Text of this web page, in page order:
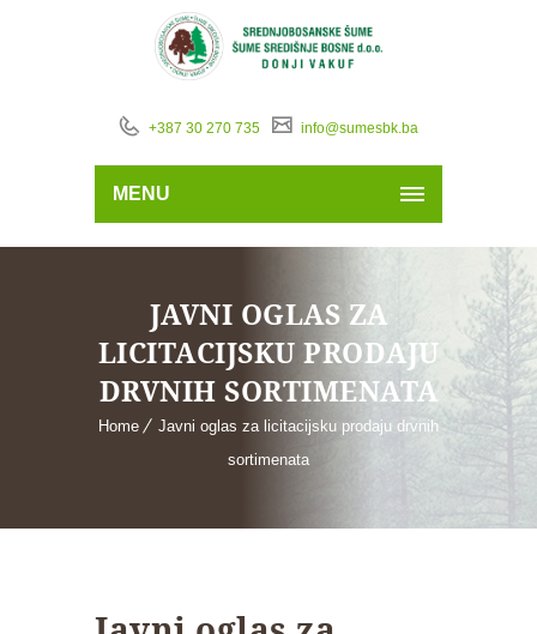
+387 30 270 735 info@sumesbk.ba
MENU
JAVNI OGLAS ZA
LICITACIJSKU PRODAJU
DRVNIH SORTIMENATA
Home
Javni oglas za licitacijsku prodaju drvnih
sortimenata